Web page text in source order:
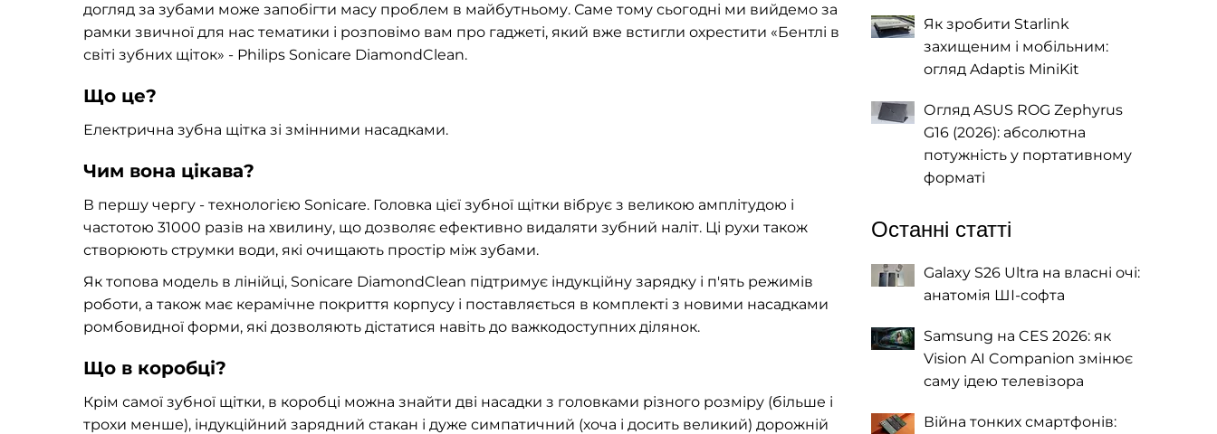
догляд за зубами може запобігти масу проблем в майбутньому. Саме тому сьогодні ми вийдемо за
рамки звичної для нас тематики і розповімо вам про гаджеті, який вже встигли охрестити «Бентлі в
світі зубних щіток» - Philips Sonicare DiamondClean.
Що це?
Електрична зубна щітка зі змінними насадками.
Чим вона цікава?
В першу чергу - технологією Sonicare. Головка цієї зубної щітки вібрує з великою амплітудою і
частотою 31000 разів на хвилину, що дозволяє ефективно видаляти зубний наліт. Ці рухи також
створюють струмки води, які очищають простір між зубами.
Як топова модель в лінійці, Sonicare DiamondClean підтримує індукційну зарядку і п'ять режимів
роботи, а також має керамічне покриття корпусу і поставляється в комплекті з новими насадками
ромбовидної форми, які дозволяють дістатися навіть до важкодоступних ділянок.
Що в коробці?
Крім самої зубної щітки, в коробці можна знайти дві насадки з головками різного розміру (більше і
трохи менше), індукційний зарядний стакан і дуже симпатичний (хоча і досить великий) дорожній
Як зробити Starlink
захищеним і мобільним:
огляд Adaptis MiniKit
Огляд ASUS ROG Zephyrus
G16 (2026): абсолютна
потужність у портативному
форматі
Останні статті
Galaxy S26 Ultra на власні очі:
анатомія ШІ-софта
Samsung на CES 2026: як
Vision AI Companion змінює
саму ідею телевізора
Війна тонких смартфонів: